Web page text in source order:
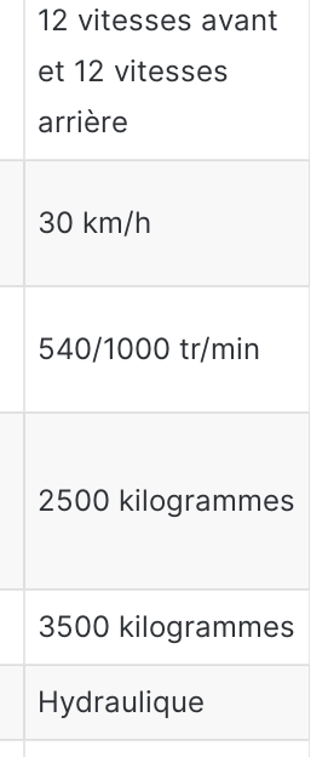
12 vitesses avant
et 12 vitesses
arrière
30 km/h
540/1000 tr/min
2500 kilogrammes
3500 kilogrammes
Hydraulique